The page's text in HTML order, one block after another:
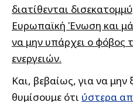
διατίθενται
Ευρωπαϊκή Ένωση και
να μην υπάρχει ο φόβος
ενεργειών.
Και, βεβαίως, για να μην
θυμίσουμε ότι ύστερα